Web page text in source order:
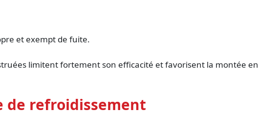
et exempt de fuite.
limitent fortement son efficacité et favorisent la montée en
de refroidissement